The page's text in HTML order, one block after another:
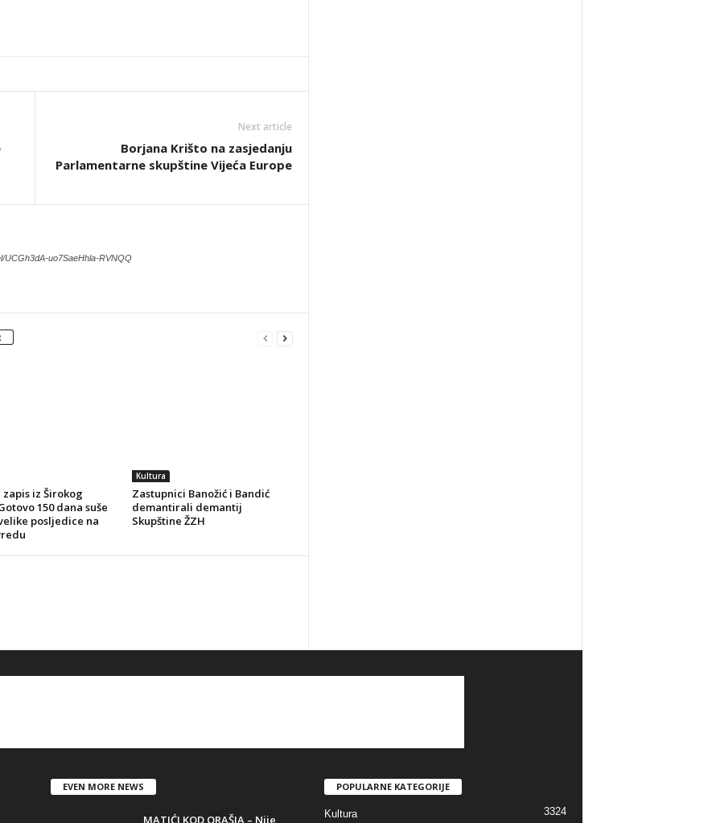
Next article
Borjana Krišto na zasjedanju
Parlamentarne skupštine Vijeća Europe
UCGh3dA-uo7SaeHhla-RVNQQ
zapis iz Širokog
150 dana suše
posljedice na
Kultura
Zastupnici Banožić i Bandić
demantirali demantij
Skupštine ŽZH
EVEN MORE NEWS
MATIĆI KOD ORAŠJA – Nije
POPULARNE KATEGORIJE
Kultura 3324